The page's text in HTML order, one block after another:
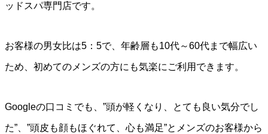
ッドスパ専門店です。
お客様の男女比は5：5で、年齢層も10代～60代まで幅広い
ため、初めてのメンズの方にも気楽にご利用できます。
Googleの口コミでも、”頭が軽くなり、とても良い気分でし
た”、”頭皮も顔もほぐれて、心も満足”とメンズのお客様から